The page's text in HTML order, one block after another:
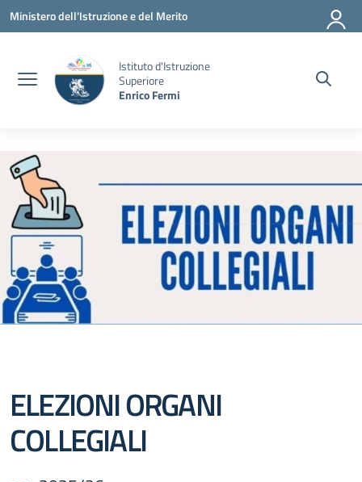
Vai ai contenuti
Vai al menu di navigazione
Vai al footer
Ministero dell'Istruzione e del Merito
Istituto d'Istruzione
Superiore
Enrico Fermi
ELEZIONI ORGANI
COLLEGIALI